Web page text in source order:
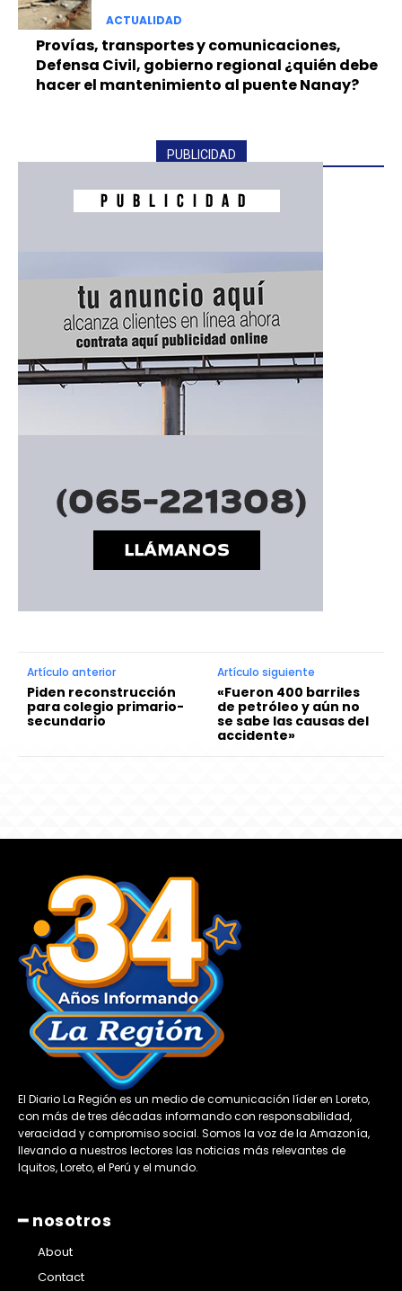
ACTUALIDAD
Provías, transportes y comunicaciones,
Defensa Civil, gobierno regional ¿quién debe
hacer el mantenimiento al puente Nanay?
PUBLICIDAD
Artículo anterior
Piden reconstrucción
para colegio primario-
secundario
Artículo siguiente
«Fueron 400 barriles
de petróleo y aún no
se sabe las causas del
accidente»
El Diario La Región es un medio de comunicación líder en Loreto,
con más de tres décadas informando con responsabilidad,
veracidad y compromiso social. Somos la voz de la Amazonía,
llevando a nuestros lectores las noticias más relevantes de
Iquitos, Loreto, el Perú y el mundo.
━ nosotros
About
Contact